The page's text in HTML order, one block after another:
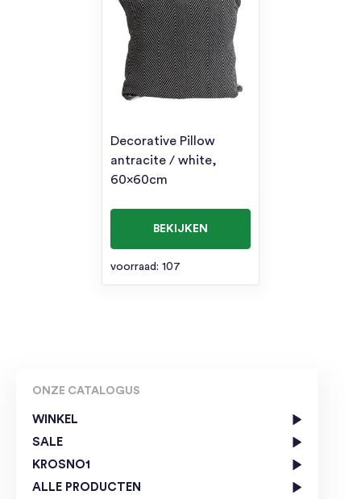
ONZE CATALOGUS
WINKEL
SALE
KROSNO1
ALLE PRODUCTEN
Decorative Pillow
antracite / white,
60x60cm
BEKIJKEN
voorraad: 107